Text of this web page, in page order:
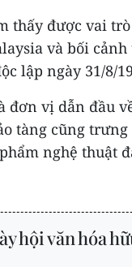
thấy được vai
và bối
lập ngày 31/8/
đơn vị dẫn đầu
tàng cũng
nghệ thuật
hội văn hóa